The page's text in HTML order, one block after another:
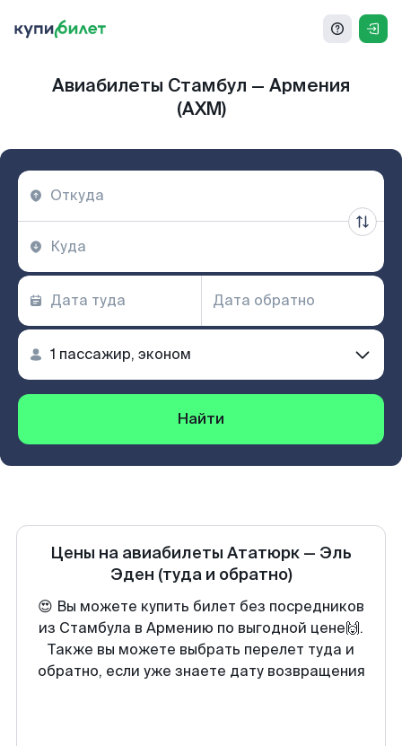
Авиабилеты Стамбул — Армения
(AXM)
Найти
Цены на авиабилеты Ататюрк — Эль
Эден (туда и обратно)
😍 Вы можете купить билет без посредников
из Стамбула в Армению по выгодной цене🙌.
Также вы можете выбрать перелет туда и
обратно, если уже знаете дату возвращения